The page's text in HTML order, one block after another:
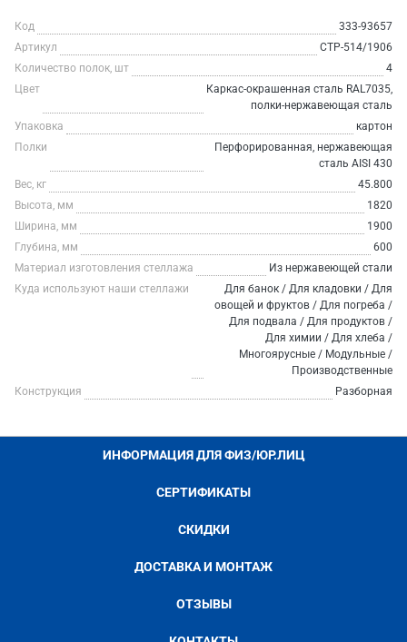
Код
333-93657
Артикул
СТР-514/1906
Количество полок, шт
4
Цвет
Каркас-окрашенная сталь RAL7035,
полки-нержавеющая сталь
Упаковка
картон
Полки
Перфорированная, нержавеющая
сталь AISI 430
Вес, кг
45.800
Высота, мм
1820
Ширина, мм
1900
Глубина, мм
600
Материал изготовления стеллажа
Из нержавеющей стали
Куда используют наши стеллажи
Для банок / Для кладовки / Для
овощей и фруктов / Для погреба /
Для подвала / Для продуктов /
Для химии / Для хлеба /
Многоярусные / Модульные /
Производственные
Конструкция
Разборная
ИНФОРМАЦИЯ ДЛЯ ФИЗ/ЮР.ЛИЦ
СЕРТИФИКАТЫ
СКИДКИ
ДОСТАВКА И МОНТАЖ
ОТЗЫВЫ